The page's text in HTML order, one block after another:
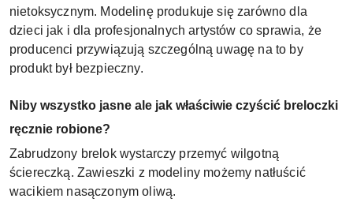
nietoksycznym. Modelinę produkuje się zarówno dla
dzieci jak i dla profesjonalnych artystów co sprawia, że
producenci przywiązują szczególną uwagę na to by
produkt był bezpieczny.
Niby wszystko jasne ale jak właściwie czyścić breloczki
ręcznie robione?
Zabrudzony brelok wystarczy przemyć wilgotną
ściereczką. Zawieszki z modeliny możemy natłuścić
wacikiem nasączonym oliwą.